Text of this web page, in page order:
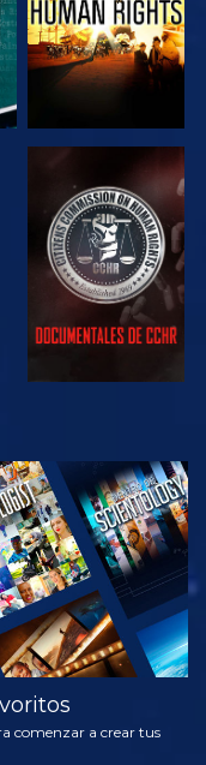
VE
EXPLORA LAS
SERIES
comenzar a crear tus